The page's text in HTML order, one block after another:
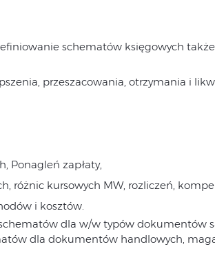
schematów księgowych
przeszacowania, otrzymania i
Ponagleń zapłaty,
różnic kursowych MW, rozliczeń,
i kosztów.
dla w/w typów dokumentów
dla dokumentów handlowych,